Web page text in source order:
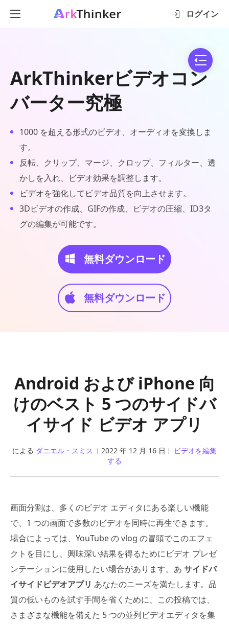
ログイン
ArkThinkerビデオコン
バーター究極
1000 を超える形式のビデオ、オーディオを変換しま
す。
反転、クリップ、マージ、クロップ、フィルター、透
かしを入れ、ビデオ効果を調整します。
ビデオを強化してビデオ品質を向上させます。
3Dビデオの作成、GIFの作成、ビデオの圧縮、ID3タ
グの編集が可能です。
無料ダウンロード
無料ダウンロード
Android および iPhone 向
けのベスト 5 つのサイドバ
イサイド ビデオ アプリ
による ダニエル・スミス 2022 年 12 月 16 日
ビデオを編集
する
画面分割は、多くのビデオ エディタにある楽しい機能
で、1 つの画面で多数のビデオを同時に再生できます。
場合によっては、YouTube の vlog の冒頭でこのエフェ
クトを目にし、興味深い結果を得るためにビデオ プレゼ
ンテーションに使用したい場合があります。あ サイドバ
イサイドビデオアプリ あなたのニーズを満たします。品
質の低いものを試す手間を省くために、この投稿では、
さまざまな機能を備えた 5 つの並列ビデオエディタを集